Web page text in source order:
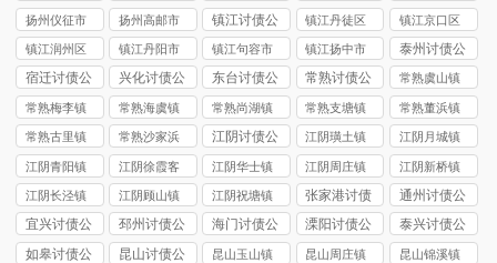
司
讨债公司
讨债公司
讨债公司
讨债公司
扬州仪征市
讨债公司
扬州高邮市
讨债公司
镇江讨债公
司
镇江丹徒区
讨债公司
镇江京口区
讨债公司
镇江润州区
讨债公司
镇江丹阳市
讨债公司
镇江句容市
讨债公司
镇江扬中市
讨债公司
泰州讨债公
司
宿迁讨债公
司
兴化讨债公
司
东台讨债公
司
常熟讨债公
司
常熟虞山镇
讨债公司
常熟梅李镇
讨债公司
常熟海虞镇
讨债公司
常熟尚湖镇
讨债公司
常熟支塘镇
讨债公司
常熟董浜镇
讨债公司
常熟古里镇
讨债公司
常熟沙家浜
镇讨债公司
江阴讨债公
司
江阴璜土镇
讨债公司
江阴月城镇
讨债公司
江阴青阳镇
讨债公司
江阴徐霞客
镇讨债公司
江阴华士镇
讨债公司
江阴周庄镇
讨债公司
江阴新桥镇
讨债公司
江阴长泾镇
讨债公司
江阴顾山镇
讨债公司
江阴祝塘镇
讨债公司
张家港讨债
公司
通州讨债公
司
宜兴讨债公
司
邳州讨债公
司
海门讨债公
司
溧阳讨债公
司
泰兴讨债公
司
如皋讨债公
昆山讨债公
昆山玉山镇
昆山周庄镇
昆山锦溪镇